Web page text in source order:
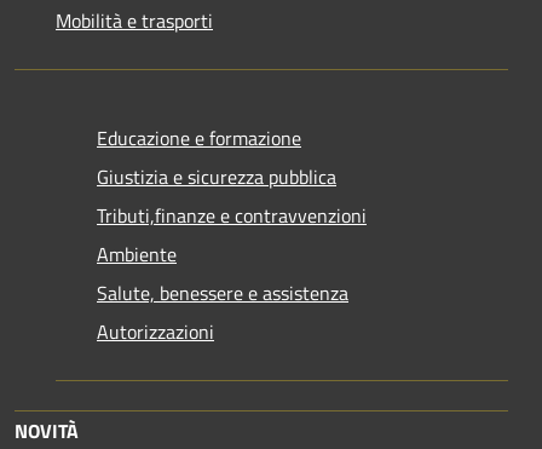
Mobilità e trasporti
Educazione e formazione
Giustizia e sicurezza pubblica
Tributi,finanze e contravvenzioni
Ambiente
Salute, benessere e assistenza
Autorizzazioni
NOVITÀ